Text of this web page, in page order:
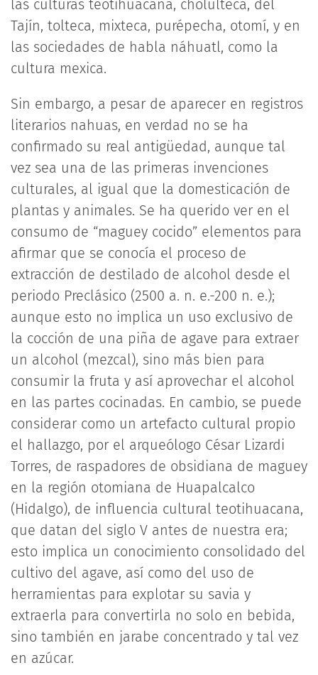
las culturas teotihuacana, cholulteca, del
Tajín, tolteca, mixteca, purépecha, otomí, y en
las sociedades de habla náhuatl, como la
cultura mexica.
Sin embargo, a pesar de aparecer en registros
literarios nahuas, en verdad no se ha
confirmado su real antigüedad, aunque tal
vez sea una de las primeras invenciones
culturales, al igual que la domesticación de
plantas y animales. Se ha querido ver en el
consumo de “maguey cocido” elementos para
afirmar que se conocía el proceso de
extracción de destilado de alcohol desde el
periodo Preclásico (2500 a. n. e.-200 n. e.);
aunque esto no implica un uso exclusivo de
la cocción de una piña de agave para extraer
un alcohol (mezcal), sino más bien para
consumir la fruta y así aprovechar el alcohol
en las partes cocinadas. En cambio, se puede
considerar como un artefacto cultural propio
el hallazgo, por el arqueólogo César Lizardi
Torres, de raspadores de obsidiana de maguey
en la región otomiana de Huapalcalco
(Hidalgo), de influencia cultural teotihuacana,
que datan del siglo V antes de nuestra era;
esto implica un conocimiento consolidado del
cultivo del agave, así como del uso de
herramientas para explotar su savia y
extraerla para convertirla no solo en bebida,
sino también en jarabe concentrado y tal vez
en azúcar.